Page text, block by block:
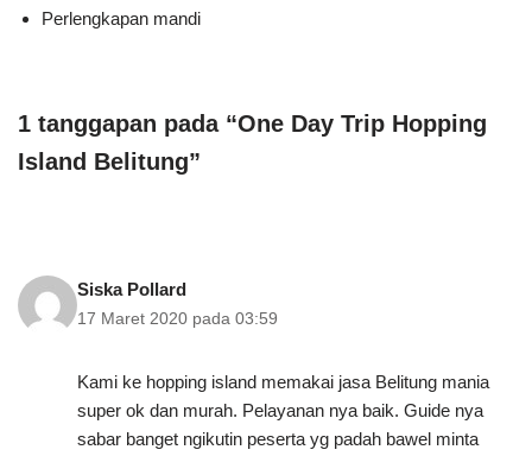
Perlengkapan mandi
1 tanggapan pada “One Day Trip Hopping
Island Belitung”
Siska Pollard
17 Maret 2020 pada 03:59
Kami ke hopping island memakai jasa Belitung mania
super ok dan murah. Pelayanan nya baik. Guide nya
sabar banget ngikutin peserta yg padah bawel minta